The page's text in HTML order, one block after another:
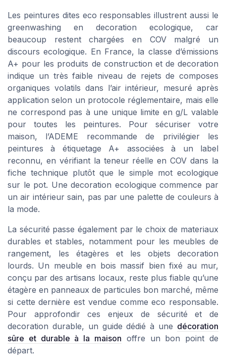
Les peintures dites eco responsables illustrent aussi le
greenwashing en decoration ecologique, car
beaucoup restent chargées en COV malgré un
discours ecologique. En France, la classe d’émissions
A+ pour les produits de construction et de decoration
indique un très faible niveau de rejets de composes
organiques volatils dans l’air intérieur, mesuré après
application selon un protocole réglementaire, mais elle
ne correspond pas à une unique limite en g/L valable
pour toutes les peintures. Pour sécuriser votre
maison, l’ADEME recommande de privilégier les
peintures à étiquetage A+ associées à un label
reconnu, en vérifiant la teneur réelle en COV dans la
fiche technique plutôt que le simple mot ecologique
sur le pot. Une decoration ecologique commence par
un air intérieur sain, pas par une palette de couleurs à
la mode.
La sécurité passe également par le choix de materiaux
durables et stables, notamment pour les meubles de
rangement, les étagères et les objets decoration
lourds. Un meuble en bois massif bien fixé au mur,
conçu par des artisans locaux, reste plus fiable qu’une
étagère en panneaux de particules bon marché, même
si cette dernière est vendue comme eco responsable.
Pour approfondir ces enjeux de sécurité et de
decoration durable, un guide dédié à une décoration
sûre et durable à la maison offre un bon point de
départ.